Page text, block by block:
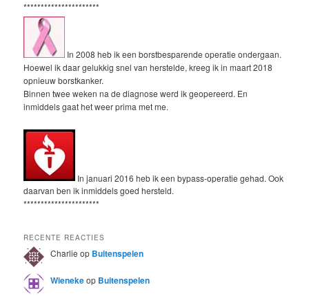
**********************
In 2008 heb ik een borstbesparende operatie ondergaan.
Hoewel ik daar gelukkig snel van herstelde, kreeg ik in maart 2018
opnieuw borstkanker.
Binnen twee weken na de diagnose werd ik geopereerd. En
inmiddels gaat het weer prima met me.
In januari 2016 heb ik een bypass-operatie gehad. Ook
daarvan ben ik inmiddels goed hersteld.
**********************
RECENTE REACTIES
Charlie op Buitenspelen
Wienekeop Buitenspelen